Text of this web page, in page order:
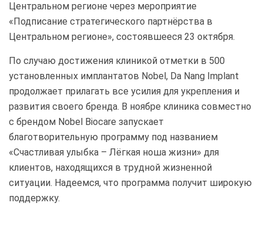
Центральном регионе через мероприятие
«Подписание стратегического партнёрства в
Центральном регионе», состоявшееся 23 октября.
По случаю достижения клиникой отметки в 500
установленных имплантатов Nobel, Da Nang Implant
продолжает прилагать все усилия для укрепления и
развития своего бренда. В ноябре клиника совместно
с брендом Nobel Biocare запускает
благотворительную программу под названием
«Счастливая улыбка – Лёгкая ноша жизни» для
клиентов, находящихся в трудной жизненной
ситуации. Надеемся, что программа получит широкую
поддержку.